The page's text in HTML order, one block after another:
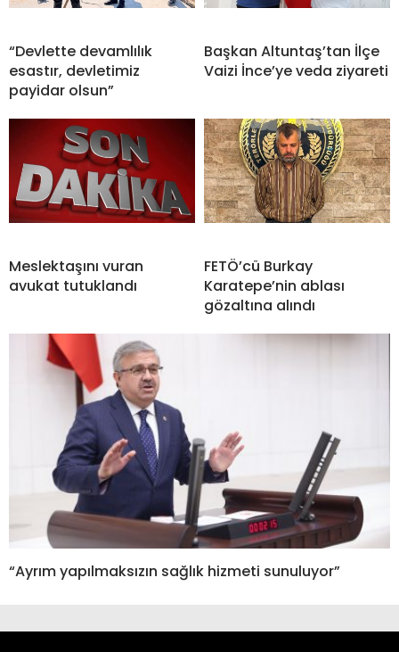
“Devlette devamlılık
esastır, devletimiz
payidar olsun”
Başkan Altuntaş’tan İlçe
Vaizi İnce’ye veda ziyareti
Meslektaşını vuran
avukat tutuklandı
FETÖ’cü Burkay
Karatepe’nin ablası
gözaltına alındı
“Ayrım yapılmaksızın sağlık hizmeti sunuluyor”